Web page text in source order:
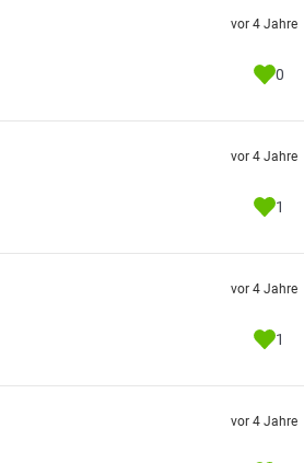
vor 4 Jahre
0
vor 4 Jahre
1
vor 4 Jahre
1
vor 4 Jahre